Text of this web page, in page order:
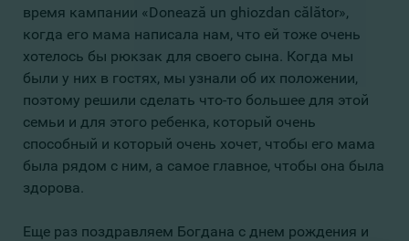
время кампании «Donează un ghiozdan călător»,
когда его мама написала нам, что ей тоже очень
хотелось бы рюкзак для своего сына. Когда мы
были у них в гостях, мы узнали об их положении,
поэтому решили сделать что-то большее для этой
семьи и для этого ребенка, который очень
способный и который очень хочет, чтобы его мама
была рядом с ним, а самое главное, чтобы она была
здорова.
Еще раз поздравляем Богдана с днем ​​рождения и